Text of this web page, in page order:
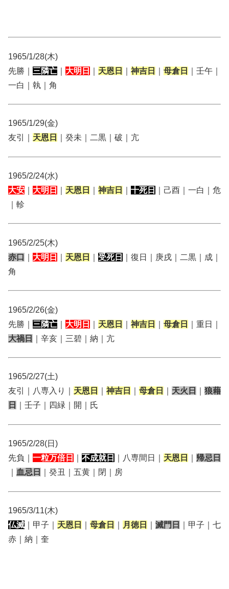
1965/1/28(木)
先勝｜ 三隣亡 大明日 天恩日 神吉日 母倉日
｜壬午｜
一白｜執｜角
1965/1/29(金)
友引｜ 天恩日 ｜癸未｜二黒｜破｜亢
1965/2/24(水)
大安
大明日 天恩日 神吉日 十死日
｜己酉｜一白｜危
｜軫
1965/2/25(木)
赤口
大明日 天恩日 受死日
｜復日｜庚戌｜二黒｜成｜
角
1965/2/26(金)
先勝｜ 三隣亡 大明日 天恩日 神吉日 母倉日
｜重日｜
大禍日
｜辛亥｜三碧｜納｜亢
1965/2/27(土)
友引｜八専入り｜ 天恩日 神吉日 母倉日 天火日
狼藉
日
｜壬子｜四緑｜開｜氏
1965/2/28(日)
先負｜ 一粒万倍日 不成就日 ｜八専間日｜ 天恩日
帰忌日
血忌日 ｜癸丑｜五黄｜閉｜房
1965/3/11(木)
仏滅 ｜甲子｜ 天恩日 母倉日 月徳日 滅門日
｜甲子｜七
赤｜納｜奎